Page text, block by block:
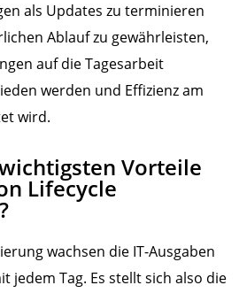
als Updates zu terminieren
Ablauf zu gewährleisten,
auf die Tagesarbeit
werden und Effizienz am
wird.
Vorteile
Lifecycle
wachsen die IT-Ausgaben
jedem Tag. Es stellt sich also die